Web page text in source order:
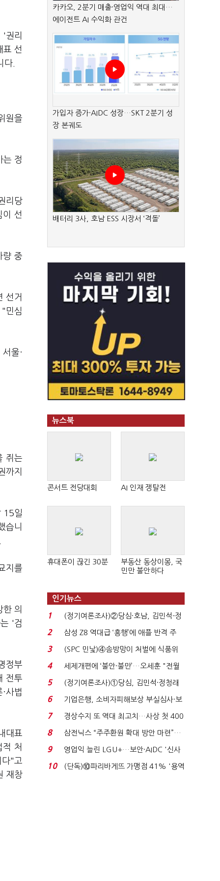
권리
표 선
다.
원을
는 정
리당
선
량 중
선거
민심
울·
쥐는
까지
15일
습니
지를
의
'검
정부
전투
사법
대표
처
다"고
재창
카카오, 2분기 매출·영업익 역대 최대…
에이전트 AI 수익화 관건
가입자 증가·AIDC 성장…SKT 2분기 성
장 본궤도
배터리 3사, 호남 ESS 시장서 ‘격돌’
뉴스북
콘서트 전당대회 AI 인재 쟁탈전
휴대폰이 끊긴 30분
부동산 동상이몽, 국
민만 불안하다
인기뉴스
1
(정기여론조사)②당심·호남, 김민석-정
청래 '초접전'...
2
삼성 Z8 역대급 ‘흥행’에 애플 반격 주
목…9월 ‘폴...
3
(SPC 민낯)④솜방망이 처벌에 식품위
생법 위반 반복...
4
세제개편에 ‘불안·불만’…오세훈 "전월
세 구하기 더 ...
5
(정기여론조사)①당심, 김민석·정청래
'초접전'…대통령 ...
6
기업은행, 소비자피해보상 부실심사·보
이스피싱 공시 ...
7
경상수지 또 역대 최고치…사상 첫 400
억달러에 '3% 성...
8
삼전닉스 “주주환원 확대 방안 마련”…
로이터에 성명...
9
영업익 늘린 LGU+…보안·AIDC '신사
업 드라이브'...
10
(단독)⑩파리바게뜨 가맹점 41% '용역